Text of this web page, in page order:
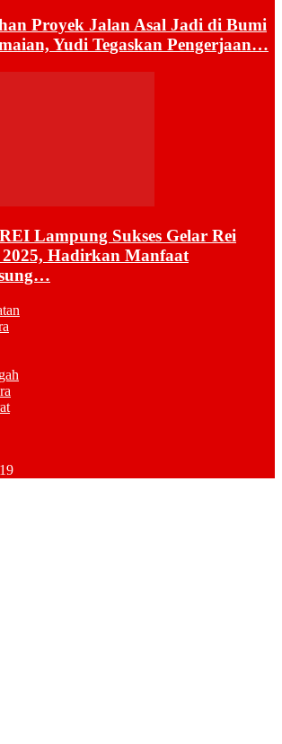
Proyek Jalan Asal Jadi di Bumi
Yudi Tegaskan Pengerjaan…
Lampung Sukses Gelar Rei
Hadirkan Manfaat